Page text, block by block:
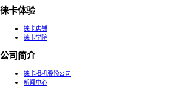
徕卡体验
徕卡店铺
徕卡学院
公司简介
徕卡相机股份公司
新闻中心